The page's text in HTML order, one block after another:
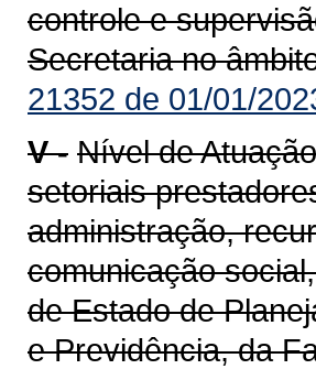
controle e
Secretaria no
21352 de 01/01/
V - Nível de
setoriais
administração,
comunicação
de Estado de
e Previdência, da